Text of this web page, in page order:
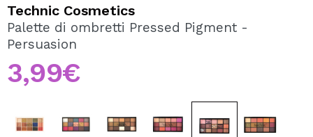
Creando un account su Maquibeauty.it potrai fare i tuoi
acquisti velocemente, controllare lo stato dei tuoi ordini e
CREARE UN ACCOUNT
Technic Cosmetics
Palette di ombretti Pressed Pigment -
Persuasion
3,99€